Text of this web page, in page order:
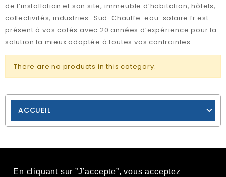
En cliquant sur ”J’accepte”, vous acceptez
ACCUEIL
de l’installation et son site, immeuble d’habitation, hôtels,
collectivités, industries…Sud-Chauffe-eau-solaire.fr est
présent à vos cotés avec 20 années d’expérience pour la
solution la mieux adaptée à toutes vos contraintes.
There are no products in this category.